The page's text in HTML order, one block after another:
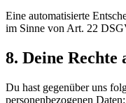
Eine automatisierte
im Sinne von Art. 22
8. Deine Rechte
Du hast gegenüber uns
personenbezogenen Daten: